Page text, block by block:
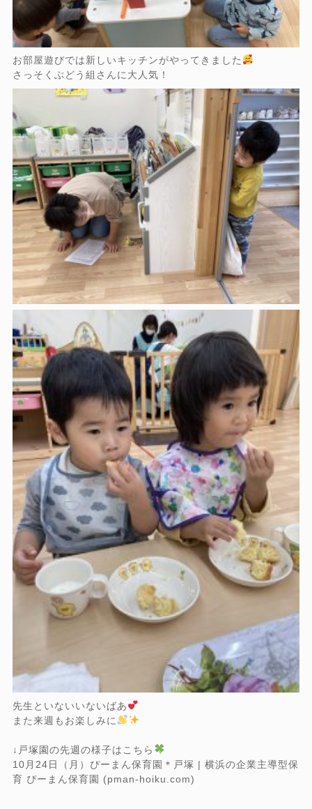
お部屋遊びでは新しいキッチンがやってきました
さっそくぶどう組さんに大人気！
先生といないいないばあ
また来週もお楽しみに
↓戸塚園の先週の様子はこちら
10月24日（月）ぴーまん保育園＊戸塚 | 横浜の企業主導型保
育 ぴーまん保育園 (pman-hoiku.com)